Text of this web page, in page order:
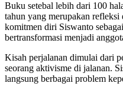
Buku setebal lebih dari 100
tahun yang merupakan
komitmen diri Siswanto
bertransformasi menjadi
Kisah perjalanan dimulai dari
seorang aktivisme di jalanan.
langsung berbagai problem